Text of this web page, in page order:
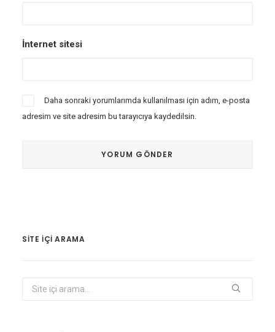
İnternet sitesi
Daha sonraki yorumlarımda kullanılması için adım, e-posta
adresim ve site adresim bu tarayıcıya kaydedilsin.
SITE IÇI ARAMA